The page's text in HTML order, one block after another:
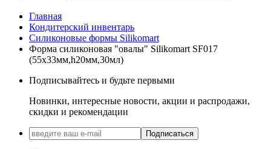
Главная
Кондитерский инвентарь
Силиконовые формы Silikomart
Форма силиконовая "овалы" Silikomart SF017
(55х33мм,h20мм,30мл)
Подписывайтесь и будьте первыми
Новинки, интересные новости, акции и распродажи,
скидки и рекомендации
Подписаться